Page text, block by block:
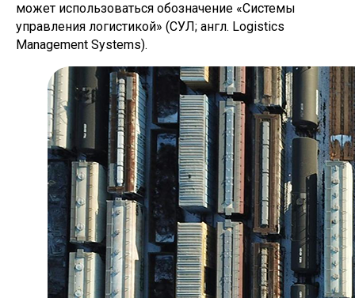
может использоваться обозначение «Системы
управления логистикой» (СУЛ; англ. Logistics
Management Systems).